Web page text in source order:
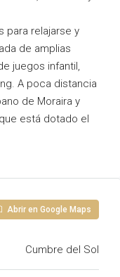
para relajarse y
de amplias
juegos infantil,
A poca distancia
de Moraira y
está dotado el
Abrir en Google Maps
Cumbre del Sol